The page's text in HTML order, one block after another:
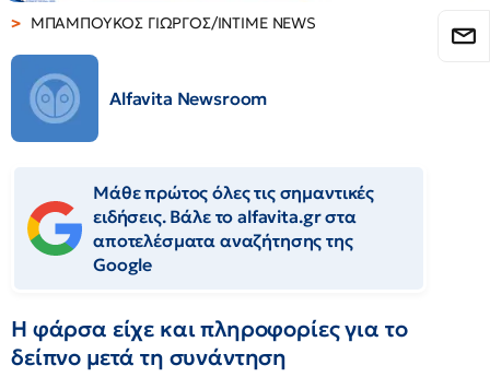
ΜΠΑΜΠΟΥΚΟΣ ΓΙΩΡΓΟΣ/INTIME NEWS
Alfavita Newsroom
Μάθε πρώτος όλες τις σημαντικές
ειδήσεις. Βάλε το alfavita.gr στα
αποτελέσματα αναζήτησης της
Google
Η φάρσα είχε και πληροφορίες για το
δείπνο μετά τη συνάντηση